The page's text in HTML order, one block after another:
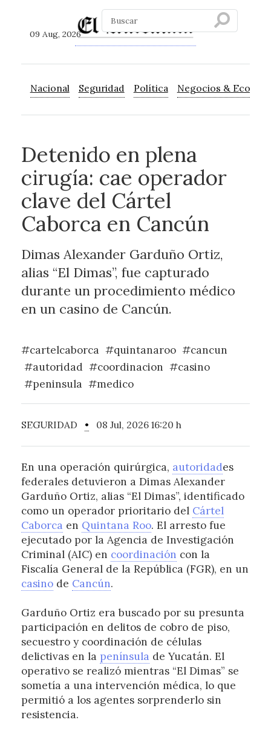
09 Aug, 2026
Nacional Seguridad Política Negocios &
Detenido en plena
cirugía: cae operador
clave del Cártel
Caborca en Cancún
Dimas Alexander Garduño Ortiz,
alias “El Dimas”, fue capturado
durante un procedimiento médico
en un casino de Cancún.
#cartelcaborca #quintanaroo #cancun
#autoridad #coordinacion #casino
#peninsula #medico
SEGURIDAD • 08 Jul, 2026 16:20 h
En una operación quirúrgica, autoridades
federales detuvieron a Dimas Alexander
Garduño Ortiz, alias “El Dimas”, identificado
como un operador prioritario del Cártel
Caborca en Quintana Roo. El arresto fue
ejecutado por la Agencia de Investigación
Criminal (AIC) en coordinación con la
Fiscalía General de la República (FGR), en un
casinode Cancún.
Garduño Ortiz era buscado por su presunta
participación en delitos de cobro de piso,
secuestro y coordinación de células
delictivas en la península de Yucatán. El
operativo se realizó mientras “El Dimas” se
sometía a una intervención médica, lo que
permitió a los agentes sorprenderlo sin
resistencia.